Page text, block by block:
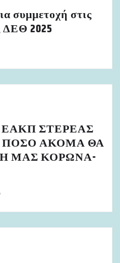
συμμετοχή στις
ΔΕΘ 2025
ΣΤΕΡΕΑΣ
ΠΟΣΟ ΑΚΟΜΑ ΘΑ
ΜΑΣ ΚΟΡΩΝΑ-